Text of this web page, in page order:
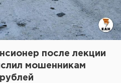
после лекции
мошенникам